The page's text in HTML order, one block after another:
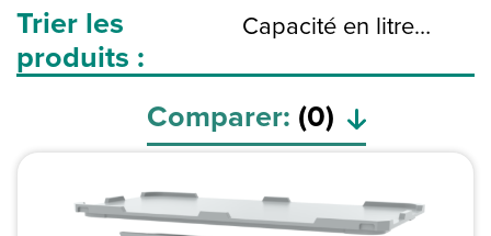
Trier les
produits :
Trier les produits :
Trier les produits :
Trier les produits :
Comparer: (0)